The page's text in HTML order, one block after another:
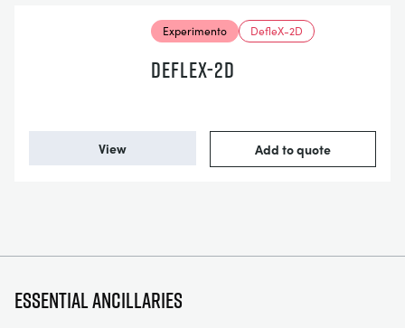
Experimento DefleX-2D
DEFLEX-2D
View Add to quote
Essential ancillaries